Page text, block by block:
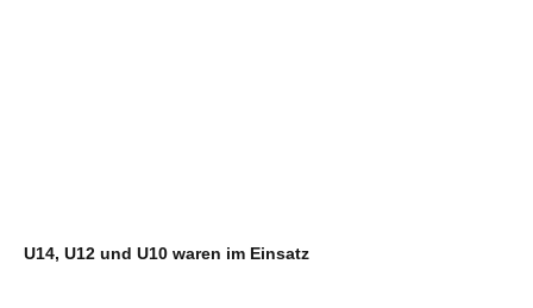
U14, U12 und U10 waren im Einsatz